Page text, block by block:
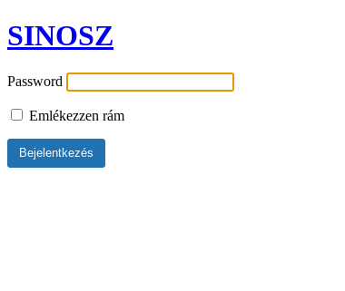
SINOSZ
Password
Emlékezzen rám